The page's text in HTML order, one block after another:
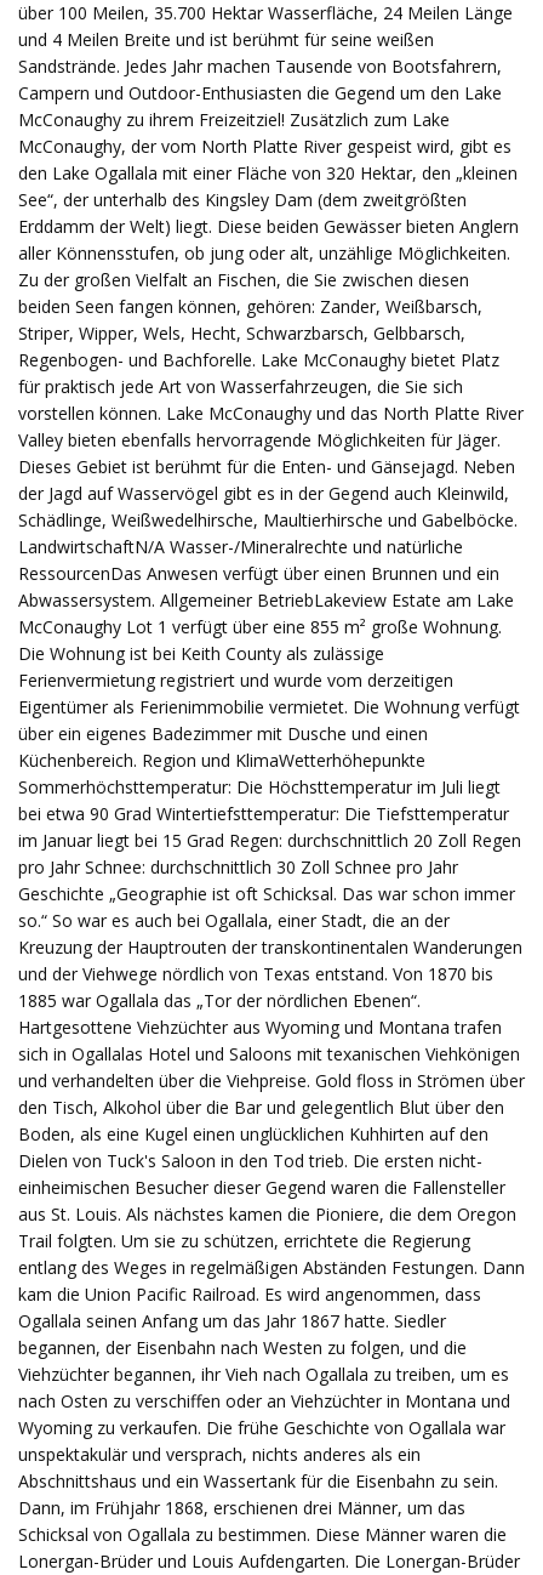
über 100 Meilen, 35.700 Hektar Wasserfläche, 24 Meilen Länge
und 4 Meilen Breite und ist berühmt für seine weißen
Sandstrände. Jedes Jahr machen Tausende von Bootsfahrern,
Campern und Outdoor-Enthusiasten die Gegend um den Lake
McConaughy zu ihrem Freizeitziel! Zusätzlich zum Lake
McConaughy, der vom North Platte River gespeist wird, gibt es
den Lake Ogallala mit einer Fläche von 320 Hektar, den „kleinen
See“, der unterhalb des Kingsley Dam (dem zweitgrößten
Erddamm der Welt) liegt. Diese beiden Gewässer bieten Anglern
aller Könnensstufen, ob jung oder alt, unzählige Möglichkeiten.
Zu der großen Vielfalt an Fischen, die Sie zwischen diesen
beiden Seen fangen können, gehören: Zander, Weißbarsch,
Striper, Wipper, Wels, Hecht, Schwarzbarsch, Gelbbarsch,
Regenbogen- und Bachforelle. Lake McConaughy bietet Platz
für praktisch jede Art von Wasserfahrzeugen, die Sie sich
vorstellen können. Lake McConaughy und das North Platte River
Valley bieten ebenfalls hervorragende Möglichkeiten für Jäger.
Dieses Gebiet ist berühmt für die Enten- und Gänsejagd. Neben
der Jagd auf Wasservögel gibt es in der Gegend auch Kleinwild,
Schädlinge, Weißwedelhirsche, Maultierhirsche und Gabelböcke.
LandwirtschaftN/A Wasser-/Mineralrechte und natürliche
RessourcenDas Anwesen verfügt über einen Brunnen und ein
Abwassersystem. Allgemeiner BetriebLakeview Estate am Lake
McConaughy Lot 1 verfügt über eine 855 m² große Wohnung.
Die Wohnung ist bei Keith County als zulässige
Ferienvermietung registriert und wurde vom derzeitigen
Eigentümer als Ferienimmobilie vermietet. Die Wohnung verfügt
über ein eigenes Badezimmer mit Dusche und einen
Küchenbereich. Region und KlimaWetterhöhepunkte
Sommerhöchsttemperatur: Die Höchsttemperatur im Juli liegt
bei etwa 90 Grad Wintertiefsttemperatur: Die Tiefsttemperatur
im Januar liegt bei 15 Grad Regen: durchschnittlich 20 Zoll Regen
pro Jahr Schnee: durchschnittlich 30 Zoll Schnee pro Jahr
Geschichte „Geographie ist oft Schicksal. Das war schon immer
so.“ So war es auch bei Ogallala, einer Stadt, die an der
Kreuzung der Hauptrouten der transkontinentalen Wanderungen
und der Viehwege nördlich von Texas entstand. Von 1870 bis
1885 war Ogallala das „Tor der nördlichen Ebenen“.
Hartgesottene Viehzüchter aus Wyoming und Montana trafen
sich in Ogallalas Hotel und Saloons mit texanischen Viehkönigen
und verhandelten über die Viehpreise. Gold floss in Strömen über
den Tisch, Alkohol über die Bar und gelegentlich Blut über den
Boden, als eine Kugel einen unglücklichen Kuhhirten auf den
Dielen von Tuck's Saloon in den Tod trieb. Die ersten nicht-
einheimischen Besucher dieser Gegend waren die Fallensteller
aus St. Louis. Als nächstes kamen die Pioniere, die dem Oregon
Trail folgten. Um sie zu schützen, errichtete die Regierung
entlang des Weges in regelmäßigen Abständen Festungen. Dann
kam die Union Pacific Railroad. Es wird angenommen, dass
Ogallala seinen Anfang um das Jahr 1867 hatte. Siedler
begannen, der Eisenbahn nach Westen zu folgen, und die
Viehzüchter begannen, ihr Vieh nach Ogallala zu treiben, um es
nach Osten zu verschiffen oder an Viehzüchter in Montana und
Wyoming zu verkaufen. Die frühe Geschichte von Ogallala war
unspektakulär und versprach, nichts anderes als ein
Abschnittshaus und ein Wassertank für die Eisenbahn zu sein.
Dann, im Frühjahr 1868, erschienen drei Männer, um das
Schicksal von Ogallala zu bestimmen. Diese Männer waren die
Lonergan-Brüder und Louis Aufdengarten. Die Lonergan-Brüder